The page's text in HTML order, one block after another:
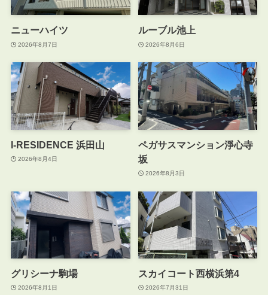
ニューハイツ
2026年8月7日
ルーブル池上
2026年8月6日
I-RESIDENCE 浜田山
2026年8月4日
ペガサスマンション淨心寺
坂
2026年8月3日
グリシーナ駒場
2026年8月1日
スカイコート西横浜第4
2026年7月31日